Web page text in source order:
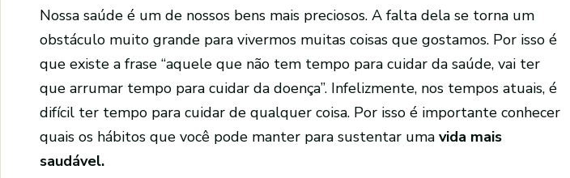
Nossa saúde é um de nossos bens mais preciosos. A falta dela se torna um
obstáculo muito grande para vivermos muitas coisas que gostamos. Por isso é
que existe a frase “aquele que não tem tempo para cuidar da saúde, vai ter
que arrumar tempo para cuidar da doença”. Infelizmente, nos tempos atuais, é
difícil ter tempo para cuidar de qualquer coisa. Por isso é importante conhecer
quais os hábitos que você pode manter para sustentar uma vida mais
saudável.